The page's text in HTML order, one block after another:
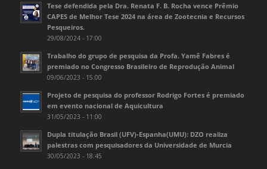
Tese defendida pela Dra. Renata F. B. Rocha vence Prêmio
CAPES de Melhor Tese 2024 na área de Zootecnia e Recursos
Pesqueiros.
29/08/2024 - 17:00
Trabalho do grupo de pesquisa da Profa. Yamê Fabres é
premiado no Congresso Brasileiro de Reprodução Animal
09/06/2023 - 15:00
Projeto de pesquisa do professor Rodrigo Fortes é premiado
em evento nacional de Aquicultura
31/05/2023 - 11:00
Dupla titulação Brasil (UFV)-Espanha(UMU): DZO realiza
palestras com pesquisadores da Universidade de Murcia
30/05/2023 - 18:45